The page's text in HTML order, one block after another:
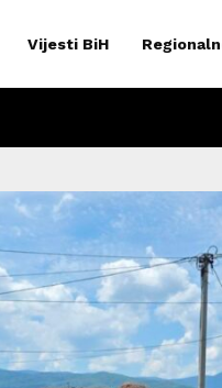
Vijesti BiH